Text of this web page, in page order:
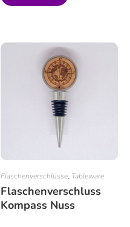
Flaschenverschlüsse, Tableware
Flaschenverschluss
Kompass Nuss